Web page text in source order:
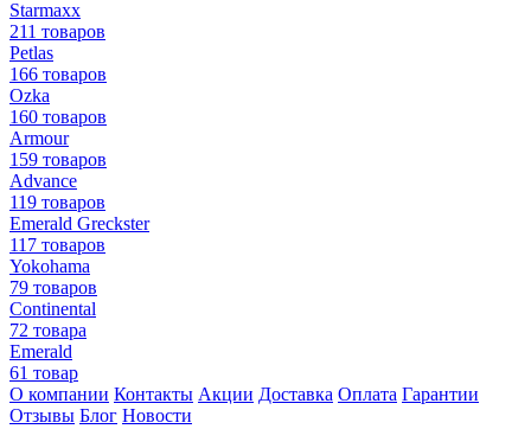
Starmaxx
211 товаров
Petlas
166 товаров
Ozka
160 товаров
Armour
159 товаров
Advance
119 товаров
Emerald Greckster
117 товаров
Yokohama
79 товаров
Continental
72 товара
Emerald
61 товар
О компании Контакты Акции Доставка Оплата Гарантии
Отзывы Блог Новости